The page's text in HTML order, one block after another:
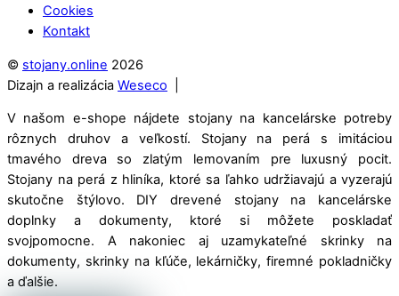
Cookies
Kontakt
© stojany.online 2026
Dizajn a realizácia Weseco
V našom e-shope nájdete stojany na kancelárske potreby
rôznych druhov a veľkostí. Stojany na perá s imitáciou
tmavého dreva so zlatým lemovaním pre luxusný pocit.
Stojany na perá z hliníka, ktoré sa ľahko udržiavajú a vyzerajú
skutočne štýlovo. DIY drevené stojany na kancelárske
doplnky a dokumenty, ktoré si môžete poskladať
svojpomocne. A nakoniec aj uzamykateľné skrinky na
dokumenty, skrinky na kľúče, lekárničky, firemné pokladničky
a ďalšie.